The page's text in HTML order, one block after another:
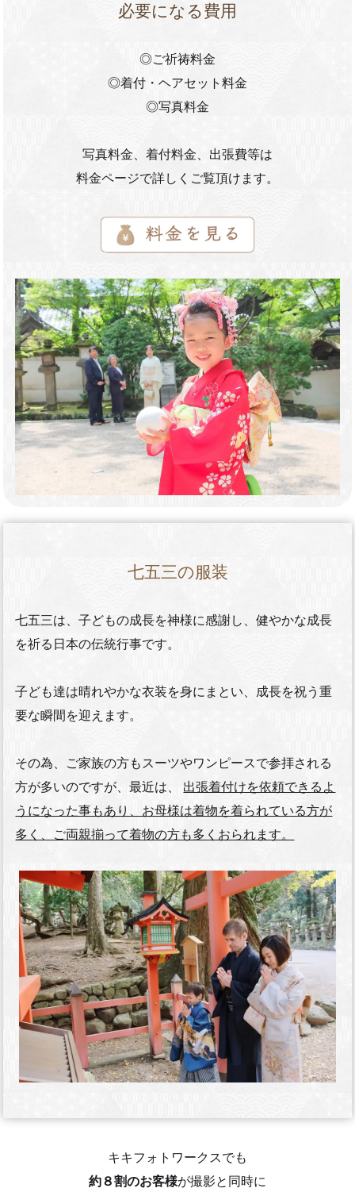
必要になる費用
◎ご祈祷料金
◎着付・ヘアセット料金
◎写真料金
写真料金、着付料金、出張費等は
料金ページで詳しくご覧頂けます。
七五三の服装
七五三は、子どもの成長を神様に感謝し、健やかな成長
を祈る日本の伝統行事です。
子ども達は晴れやかな衣装を身にまとい、成長を祝う重
要な瞬間を迎えます。
その為、ご家族の方もスーツやワンピースで参拝される
方が多いのですが、最近は、 出張着付けを依頼できるよ
うになった事もあり、お母様は着物を着られている方が
多く、ご両親揃って着物の方も多くおられます。
キキフォトワークスでも
約８割のお客様が撮影と同時に